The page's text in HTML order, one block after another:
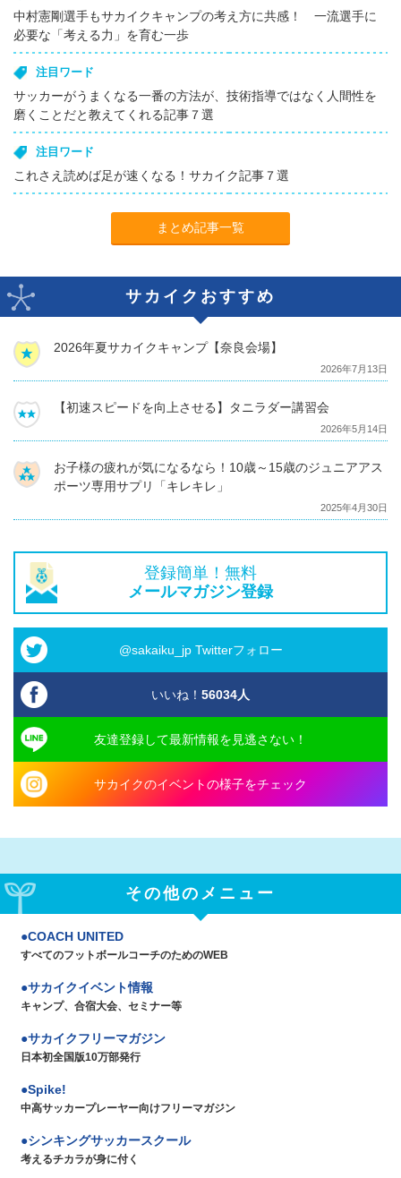
中村憲剛選手もサカイクキャンプの考え方に共感！ 一流選手に
必要な「考える力」を育む一歩
注目ワード
サッカーがうまくなる一番の方法が、技術指導ではなく人間性を
磨くことだと教えてくれる記事７選
注目ワード
これさえ読めば足が速くなる！サカイク記事７選
まとめ記事一覧
サカイクおすすめ
2026年夏サカイクキャンプ【奈良会場】
2026年7月13日
【初速スピードを向上させる】タニラダー講習会
2026年5月14日
お子様の疲れが気になるなら！10歳～15歳のジュニアアス
ポーツ専用サプリ「キレキレ」
2025年4月30日
登録簡単！無料
メールマガジン登録
@sakaiku_jp Twitterフォロー
いいね！ 56034人
友達登録して最新情報を見逃さない！
サカイクのイベントの様子をチェック
その他のメニュー
COACH UNITED
すべてのフットボールコーチのためのWEB
サカイクイベント情報
キャンプ、合宿大会、セミナー等
サカイクフリーマガジン
日本初全国版10万部発行
Spike!
中高サッカープレーヤー向けフリーマガジン
シンキングサッカースクール
考えるチカラが身に付く